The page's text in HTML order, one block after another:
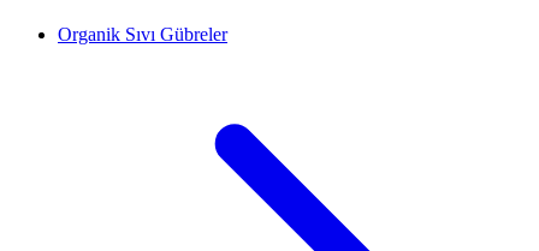
Organik Sıvı Gübreler